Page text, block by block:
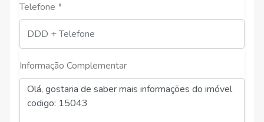
Telefone *
Informação Complementar